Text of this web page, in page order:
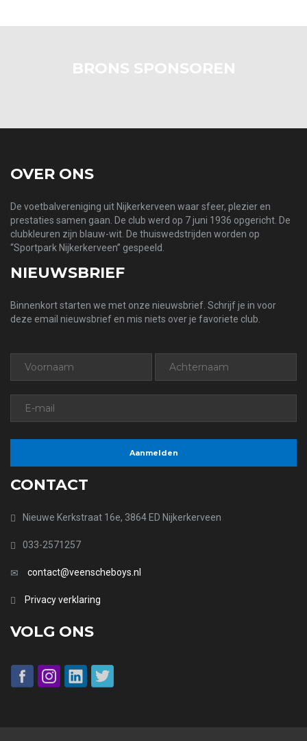
BRONS SPONSOREN
OVER ONS
De voetbalvereniging uit Nijkerkerveen waar sfeer, plezier en
prestaties samen gaan. De club werd op 7 juni 1936 opgericht. De
clubkleuren zijn blauw-wit. De thuiswedstrijden worden op
“Sportpark Nijkerkerveen” gespeeld.
NIEUWSBRIEF
Binnenkort starten we met onze nieuwsbrief. Schrijf je in voor
deze email nieuwsbrief en mis niets over je favoriete club.
CONTACT
Nieuwe Kerkstraat 16e, 3864 ED Nijkerkerveen
033-2571257
contact@veenscheboys.nl
Privacy verklaring
VOLG ONS